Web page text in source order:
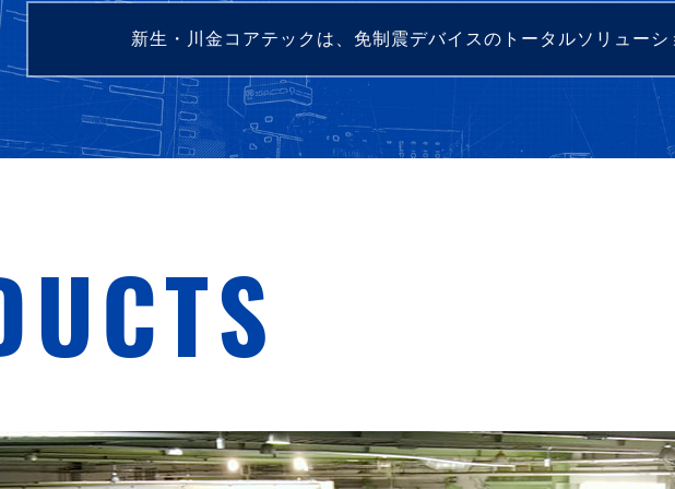
新生・川金コアテックは、免制震デバイスのトータルソリューシ